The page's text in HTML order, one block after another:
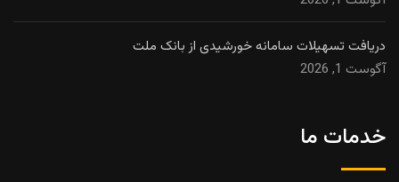
دریافت تسهیلات سامانه خورشیدی از بانک ملت
آگوست 1, 2026
خدمات ما